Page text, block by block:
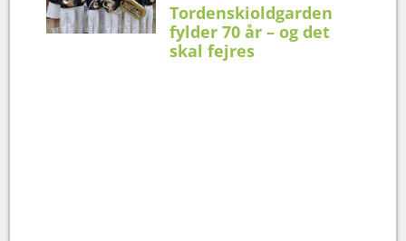
Tordenskioldgarden
fylder 70 år – og det
skal fejres